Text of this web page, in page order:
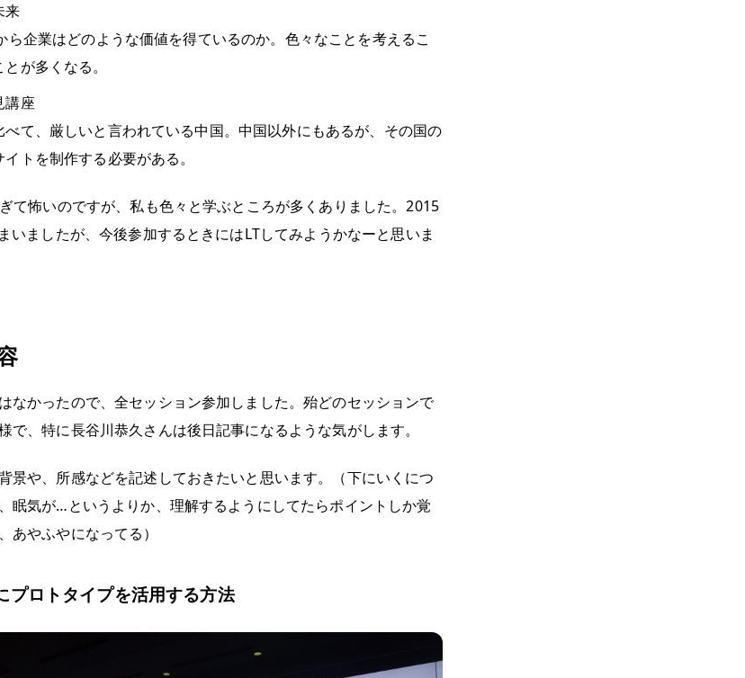
来
企業はどのような価値を得ているのか。色々なことを考えるこ
が多くなる。
講座
べて、厳しいと言われている中国。中国以外にもあるが、その国の
トを制作する必要がある。
て怖いのですが、私も色々と学ぶところが多くありました。2015
いましたが、今後参加するときにはLTしてみようかなーと思いま
なかったので、全セッション参加しました。殆どのセッションで
で、特に長谷川恭久さんは後日記事になるような気がします。
景や、所感などを記述しておきたいと思います。（下にいくにつ
眠気が…というよりか、理解するようにしてたらポイントしか覚
あやふやになってる）
プロトタイプを活用する方法